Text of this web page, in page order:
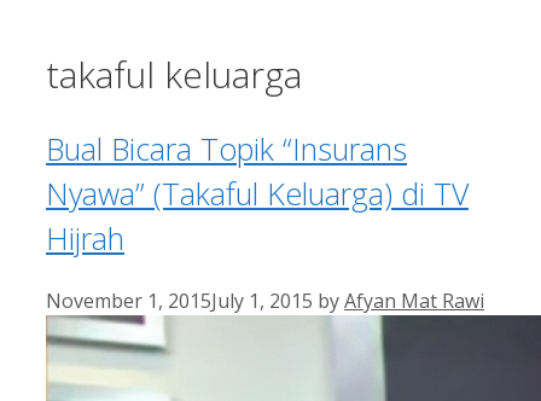
takaful keluarga
Bual Bicara Topik “Insurans
Nyawa” (Takaful Keluarga) di TV
Hijrah
November 1, 2015July 1, 2015 byAfyan Mat Rawi